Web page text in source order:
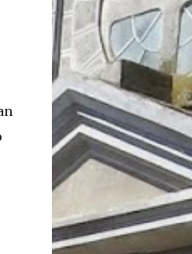
En concreto, las
su carnet y/o pasaporte
móvil del Registro Civil,
disponible en iOS y
Registro Civil, Omar
"quien renueve a partir
va a poder sacar
y pasaporte digital. Van
funcionalidad en su
app especial, que va a
de pruebas de vida se
persona es quien dice
detalló, en el matinal